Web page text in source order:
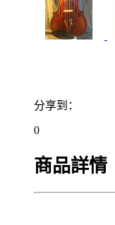
分享到：
0
商品詳情